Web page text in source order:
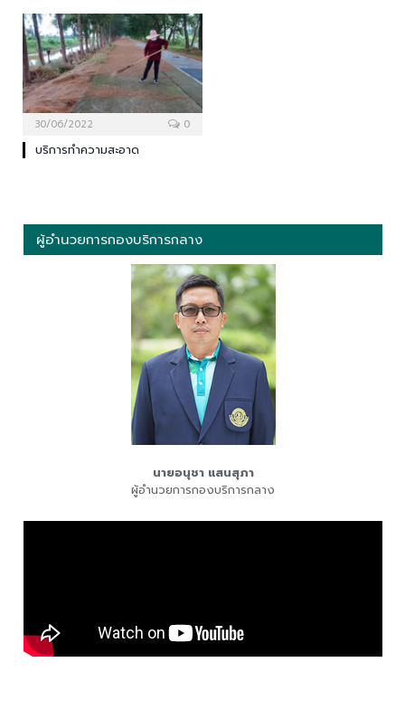
30/06/2022 0
บริการทำความสะอาด
ผู้อำนวยการกองบริการกลาง
นายอนุชา แสนสุภา
ผู้อำนวยการกองบริการกลาง